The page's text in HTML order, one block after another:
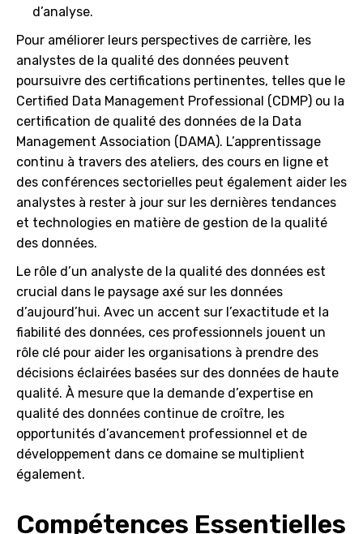
d’analyse.
Pour améliorer leurs perspectives de carrière, les
analystes de la qualité des données peuvent
poursuivre des certifications pertinentes, telles que le
Certified Data Management Professional (CDMP) ou la
certification de qualité des données de la Data
Management Association (DAMA). L’apprentissage
continu à travers des ateliers, des cours en ligne et
des conférences sectorielles peut également aider les
analystes à rester à jour sur les dernières tendances
et technologies en matière de gestion de la qualité
des données.
Le rôle d’un analyste de la qualité des données est
crucial dans le paysage axé sur les données
d’aujourd’hui. Avec un accent sur l’exactitude et la
fiabilité des données, ces professionnels jouent un
rôle clé pour aider les organisations à prendre des
décisions éclairées basées sur des données de haute
qualité. À mesure que la demande d’expertise en
qualité des données continue de croître, les
opportunités d’avancement professionnel et de
développement dans ce domaine se multiplient
également.
Compétences Essentielles